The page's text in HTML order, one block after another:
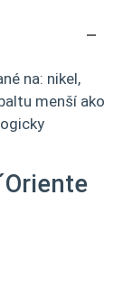
na: nikel,
menší ako